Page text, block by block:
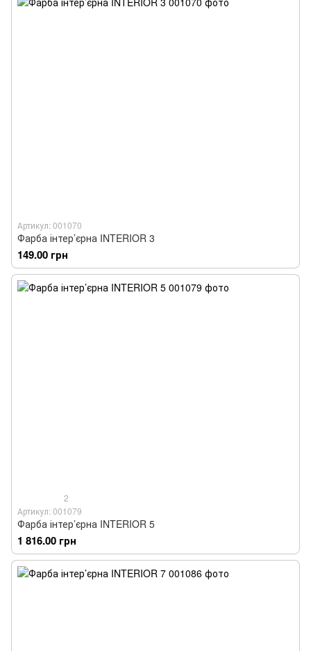
Артикул: 001070
Фарба інтер’єрна INTERIOR 3
149.00 грн
2
Артикул: 001079
Фарба інтер’єрна INTERIOR 5
1 816.00 грн